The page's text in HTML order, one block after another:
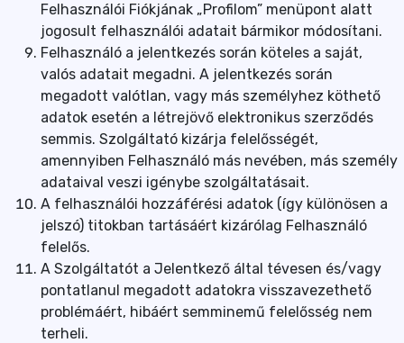
Felhasználói Fiókjának „Profilom” menüpont alatt
jogosult felhasználói adatait bármikor módosítani.
Felhasználó a jelentkezés során köteles a saját,
valós adatait megadni. A jelentkezés során
megadott valótlan, vagy más személyhez köthető
adatok esetén a létrejövő elektronikus szerződés
semmis. Szolgáltató kizárja felelősségét,
amennyiben Felhasználó más nevében, más személy
adataival veszi igénybe szolgáltatásait.
A felhasználói hozzáférési adatok (így különösen a
jelszó) titokban tartásáért kizárólag Felhasználó
felelős.
A Szolgáltatót a Jelentkező által tévesen és/vagy
pontatlanul megadott adatokra visszavezethető
problémáért, hibáért semminemű felelősség nem
terheli.